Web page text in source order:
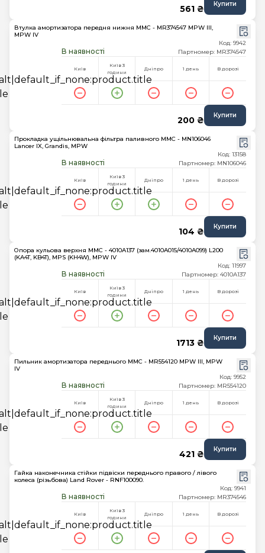
561 ₴ Купити
Втулка амортизатора передня нижня MMC - MR374547 MPW III,
MPW IV
В наявності
Код: 9942
Партномер: MR374547
Київ
Київ 3
години
Дніпро 1 день В дорозі
200 ₴ Купити
Прокладка ущільнювальна фільтра паливного MMC - MN106046
Lancer IX, Grandis, MPW
В наявності
Код: 13158
Партномер: MN106046
Київ
Київ 3
години
Дніпро 1 день В дорозі
104 ₴ Купити
Опора кульова верхня MMC - 4010A137 (зам.4010A015/4010A099) L200
(KA4T, KB4T), MPS (KH4W), MPW IV
В наявності
Код: 11997
Партномер: 4010A137
Київ
Київ 3
години
Дніпро 1 день В дорозі
1713 ₴ Купити
Пильник амортизатора переднього MMC - MR554120 MPW III, MPW
IV
В наявності
Код: 9952
Партномер: MR554120
Київ
Київ 3
години
Дніпро 1 день В дорозі
421 ₴ Купити
Гайка наконечника стійки підвіски переднього правого / лівого
колеса (різьбова) Land Rover - RNF100090.
В наявності
Код: 9941
Партномер: MR374546
Київ
Київ 3
години
Дніпро 1 день В дорозі